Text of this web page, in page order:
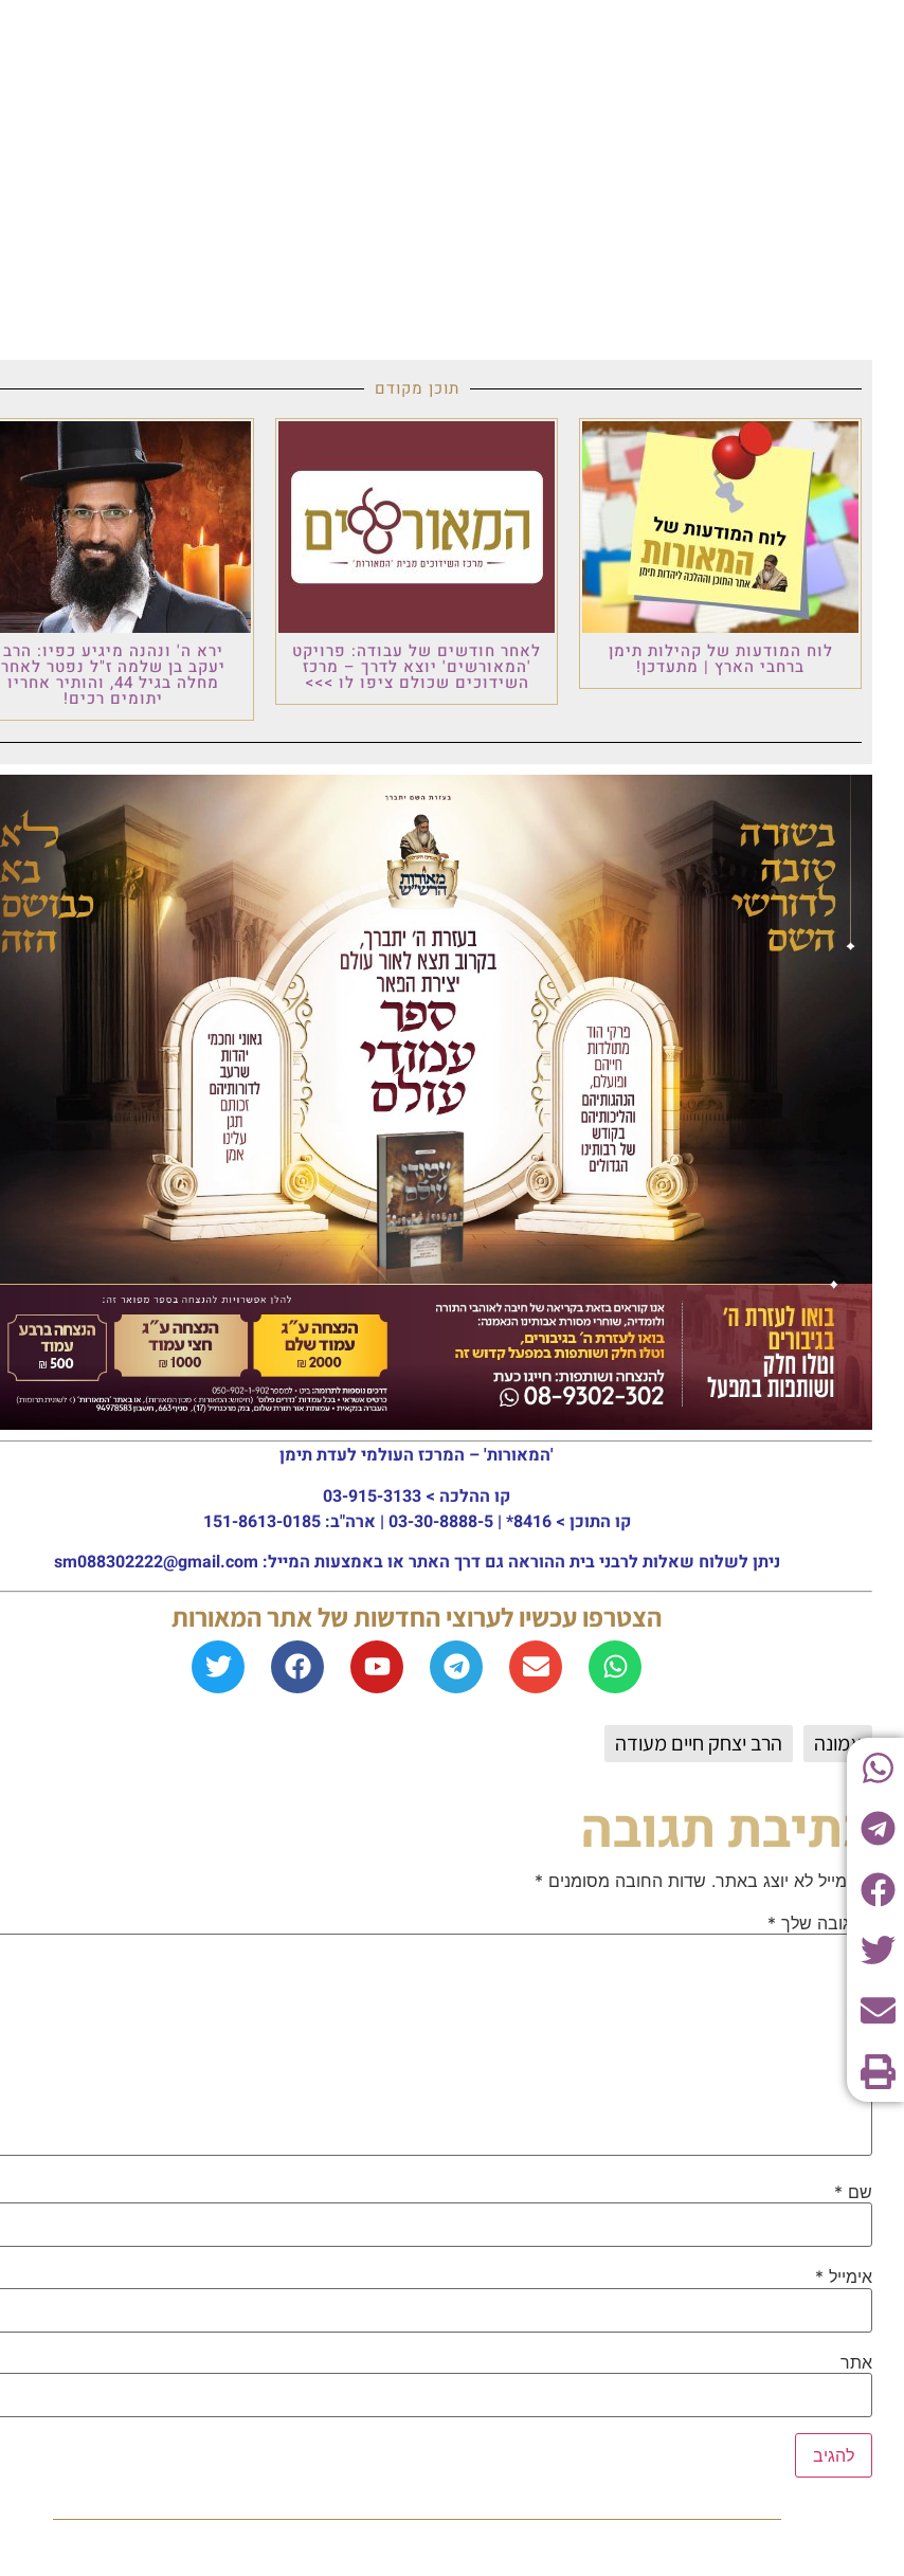
תוכן מקודם
לוח המודעות של קהילות תימן
ברחבי הארץ | מתעדכן!
לאחר חודשים של עבודה: פרויקט
'המאורשים' יוצא לדרך – מרכז
השידוכים שכולם ציפו לו >>>
ירא ה' ונהנה מיגיע כפיו: הרב
יעקב בן שלמה ז"ל נפטר לאחר
מחלה בגיל 44, והותיר אחריו
יתומים רכים!
'המאורות' – המרכז העולמי לעדת תימן
קו ההלכה >
קו התוכן >8416* | 03-30-8888-5 | ארה"ב: 151-8613-0185
ניתן לשלוח שאלות לרבני בית ההוראה גם דרך האתר או באמצעות המייל: sm088302222@gmail.com
הצטרפו עכשיו לערוצי החדשות של אתר המאורות
אמונה הרב יצחק חיים מעודה
כתיבת תגובה
האימייל לא יוצג באתר. שדות החובה מסומנים *
התגובה שלך *
שם *
אימייל *
אתר